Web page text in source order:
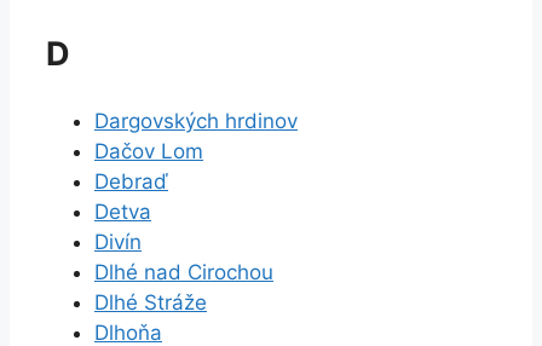
D
Dargovských hrdinov
Dačov Lom
Debraď
Detva
Divín
Dlhé nad Cirochou
Dlhé Stráže
Dlhoňa